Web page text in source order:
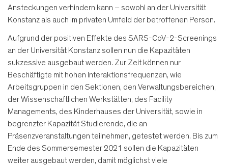
Ansteckungen verhindern kann – sowohl an der Universität
Konstanz als auch im privaten Umfeld der betroffenen Person.
Aufgrund der positiven Effekte des SARS-CoV-2-Screenings
an der Universität Konstanz sollen nun die Kapazitäten
sukzessive ausgebaut werden. Zur Zeit können nur
Beschäftigte mit hohen Interaktionsfrequenzen, wie
Arbeitsgruppen in den Sektionen, den Verwaltungsbereichen,
der Wissenschaftlichen Werkstätten, des Facility
Managements, des Kinderhauses der Universität, sowie in
begrenzter Kapazität Studierende, die an
Präsenzveranstaltungen teilnehmen, getestet werden. Bis zum
Ende des Sommersemester 2021 sollen die Kapazitäten
weiter ausgebaut werden, damit möglichst viele